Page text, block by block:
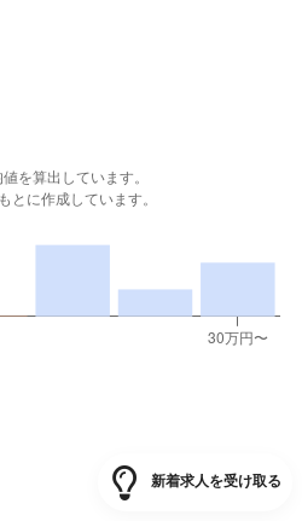
を算出しています。
に作成しています。
新着求人を受け取る